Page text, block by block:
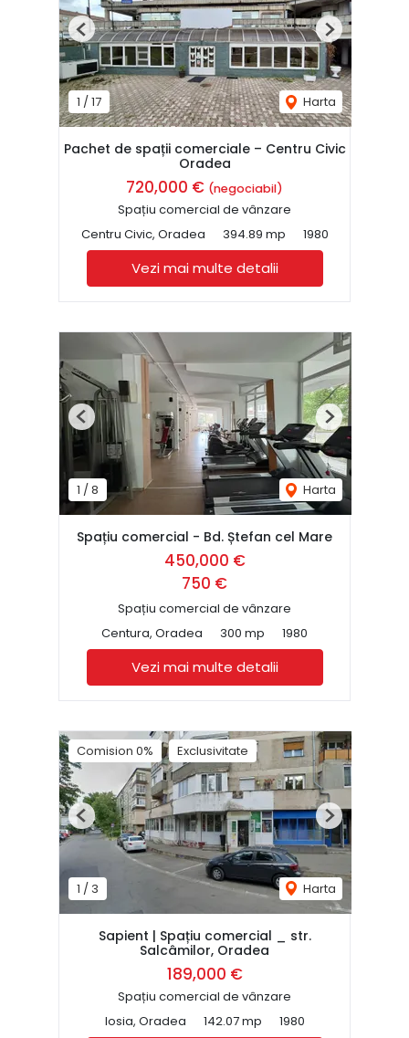
1 / 17 Harta
Previous Next
Pachet de spații comerciale – Centru Civic
Oradea
720,000 € (negociabil)
Spațiu comercial de vânzare
Centru Civic, Oradea
394.89 mp 1980
Vezi mai multe detalii
1 /8 Harta
Previous Next
Spațiu comercial - Bd. Ștefan cel Mare
450,000 €
750 €
Spațiu comercial de vânzare
Centura, Oradea
300 mp 1980
Vezi mai multe detalii
Comision 0% Exclusivitate
1 / 3 Harta
Previous Next
Sapient | Spațiu comercial _ str.
Salcâmilor, Oradea
189,000 €
Spațiu comercial de vânzare
Iosia, Oradea
142.07 mp 1980